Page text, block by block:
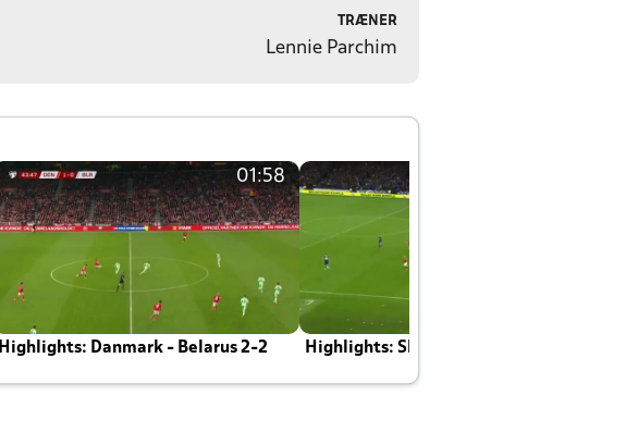
TRÆNER
Lennie Parchim
01:58
Highlights: Danmark - Belarus 2-2 Highlights: Skotland - Danmark 4-2